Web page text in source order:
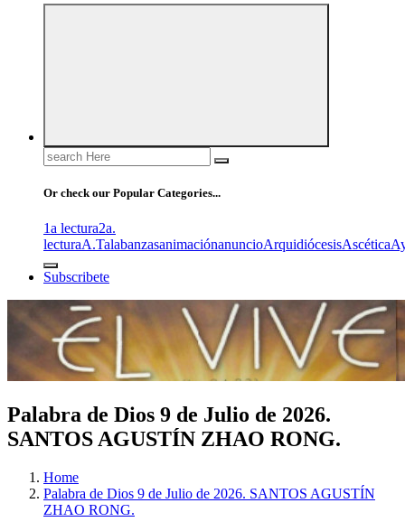
Search
for:
Or check our Popular Categories...
1a lectura2a.
lecturaA.TalabanzasanimaciónanuncioArquidiócesisAscética
Subscribete
Palabra de Dios 9 de Julio de 2026.
SANTOS AGUSTÍN ZHAO RONG.
Home
Palabra de Dios 9 de Julio de 2026. SANTOS AGUSTÍN
ZHAO RONG.